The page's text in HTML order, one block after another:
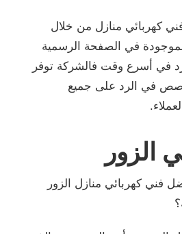
كهربائي منازل من خلال
في الصفحة الرسمية
في أسرع وقت فالشركة توفر
في الرد على جميع
الزور
فني كهربائي منازل الزور